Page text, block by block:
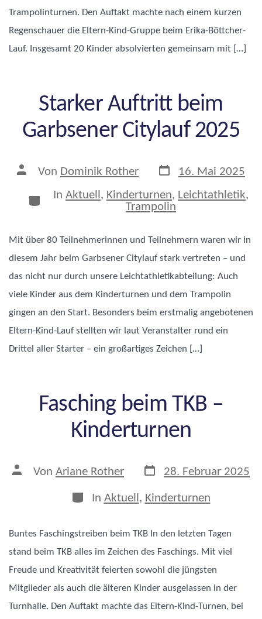
Trampolinturnen. Den Auftakt machte nach einem kurzen
Regenschauer die Eltern-Kind-Gruppe beim Erika-Böttcher-
Lauf. Insgesamt 20 Kinder absolvierten gemeinsam mit […]
Starker Auftritt beim
Garbsener Citylauf 2025
Beitragsautor
Von Dominik Rother 16. Mai 2025
Kategorien
In Aktuell, Kinderturnen, Leichtathletik,
Trampolin
Mit über 80 Teilnehmerinnen und Teilnehmern waren wir in
diesem Jahr beim Garbsener Citylauf stark vertreten – und
das nicht nur durch unsere Leichtathletikabteilung: Auch
viele Kinder aus dem Kinderturnen und dem Trampolin
gingen an den Start. Besonders beim erstmalig angebotenen
Eltern-Kind-Lauf stellten wir laut Veranstalter rund ein
Drittel aller Starter – ein großartiges Zeichen […]
Fasching beim TKB –
Kinderturnen
Beitragsautor
Von Ariane Rother Veröffentlichungsdatum
28. Februar 2025
Kategorien
In Aktuell , Kinderturnen
Buntes Faschingstreiben beim TKB In den letzten Tagen
stand beim TKB alles im Zeichen des Faschings. Mit viel
Freude und Kreativität feierten sowohl die jüngsten
Mitglieder als auch die älteren Kinder ausgelassen in der
Turnhalle. Den Auftakt machte das Eltern-Kind-Turnen, bei